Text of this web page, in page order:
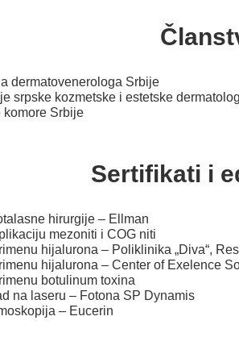
dermatovenerologa Srbije
srpske kozmetske i estetske
komore Srbije
Sertifikati i
hirurgije – Ellman
mezoniti i COG niti
hijalurona – Poliklinika „Diva“,
hijalurona – Center of Exelence
botulinum toxina
na laseru – Fotona SP Dynamis
– Eucerin